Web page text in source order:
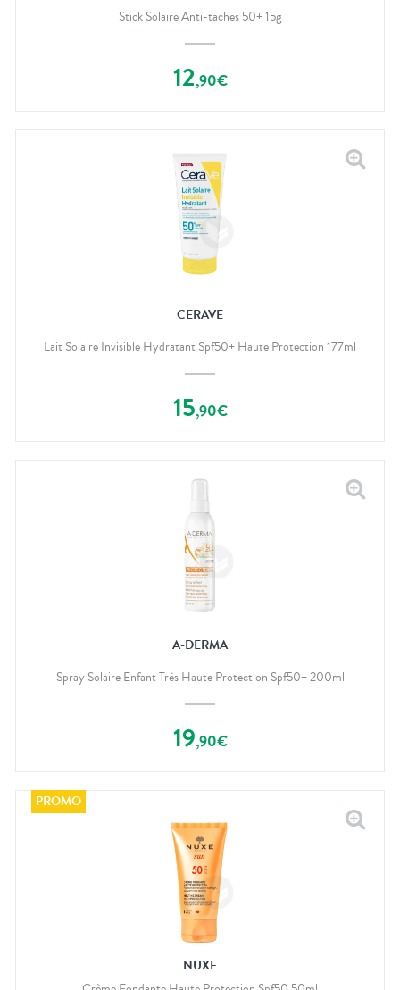
Stick Solaire Anti-taches 50+ 15g
12,90€
CERAVE
Lait Solaire Invisible Hydratant Spf50+ Haute Protection 177ml
15,90€
A-DERMA
Spray Solaire Enfant Très Haute Protection Spf50+ 200ml
19,90€
NUXE